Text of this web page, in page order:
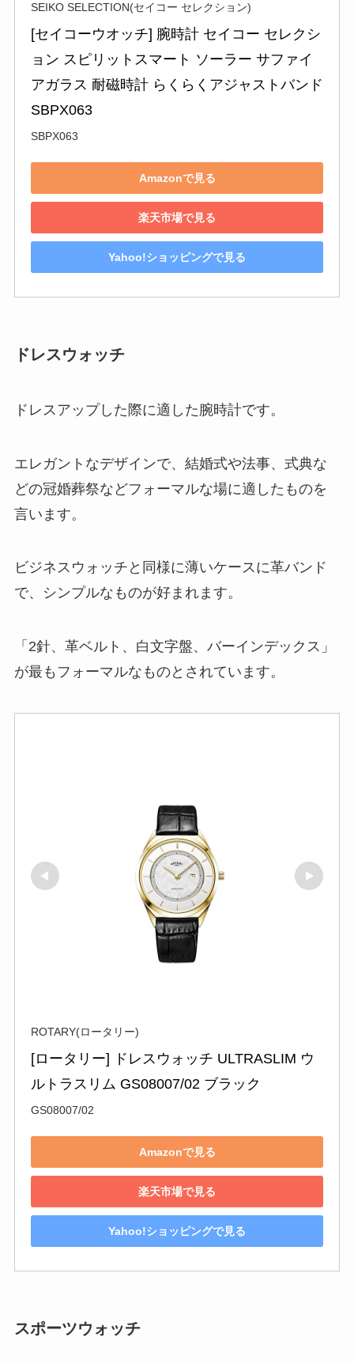
SEIKO SELECTION(セイコー セレクション)
[セイコーウオッチ] 腕時計 セイコー セレクシ
ョン スピリットスマート ソーラー サファイ
アガラス 耐磁時計 らくらくアジャストバンド
SBPX063
SBPX063
Amazonで見る
楽天市場で見る
Yahoo!ショッピングで見る
ドレスウォッチ
ドレスアップした際に適した腕時計です。
エレガントなデザインで、結婚式や法事、式典な
どの冠婚葬祭などフォーマルな場に適したものを
言います。
ビジネスウォッチと同様に薄いケースに革バンド
で、シンプルなものが好まれます。
「2針、革ベルト、白文字盤、バーインデックス」
が最もフォーマルなものとされています。
ROTARY(ロータリー)
[ロータリー] ドレスウォッチ ULTRASLIM ウ
ルトラスリム GS08007/02 ブラック
GS08007/02
Amazonで見る
楽天市場で見る
Yahoo!ショッピングで見る
スポーツウォッチ